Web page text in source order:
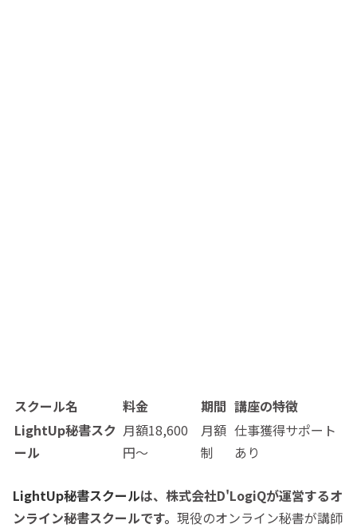
スクール名 料金 期間 講座の特徴
LightUp秘書スク
ール
月額18,600
円〜
月額
制
仕事獲得サポート
あり
LightUp秘書スクールは、株式会社D'LogiQが運営するオ
ンライン秘書スクールです。 現役のオンライン秘書が講師